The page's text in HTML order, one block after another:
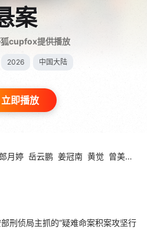
案
cupfox提供播放
2026 中国大陆
立即播放
郎月婷 岳云鹏 姜冠南 黄觉 曾美慧孜
刑侦局主抓的“疑难命案积案攻坚行